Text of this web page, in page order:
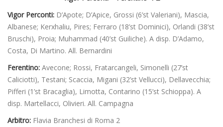
Vigor Perconti: D’Apote; D’Apice, Grossi (6’st Valeriani), Mascia,
Albanese; Kerxhaliu, Pires; Ferraro (18’st Dominici), Orlandi (38’st
Bruschi), Proia; Muhammad (40’st Guiliche). A disp. D’Adamo,
Costa, Di Martino. All. Bernardini
Ferentino: Avecone; Rossi, Fratarcangeli, Simonelli (27’st
Caliciotti), Testani; Scaccia, Migani (32’st Vellucci), Dellavecchia;
Pifferi (1’st Bracaglia), Limotta, Contarino (15’st Schioppa). A
disp. Martellacci, Olivieri. All. Campagna
Arbitro: Flavia Branchesi di Roma 2